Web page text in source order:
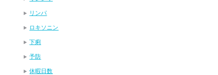
リンパ
ロキソニン
下痢
予防
休暇日数